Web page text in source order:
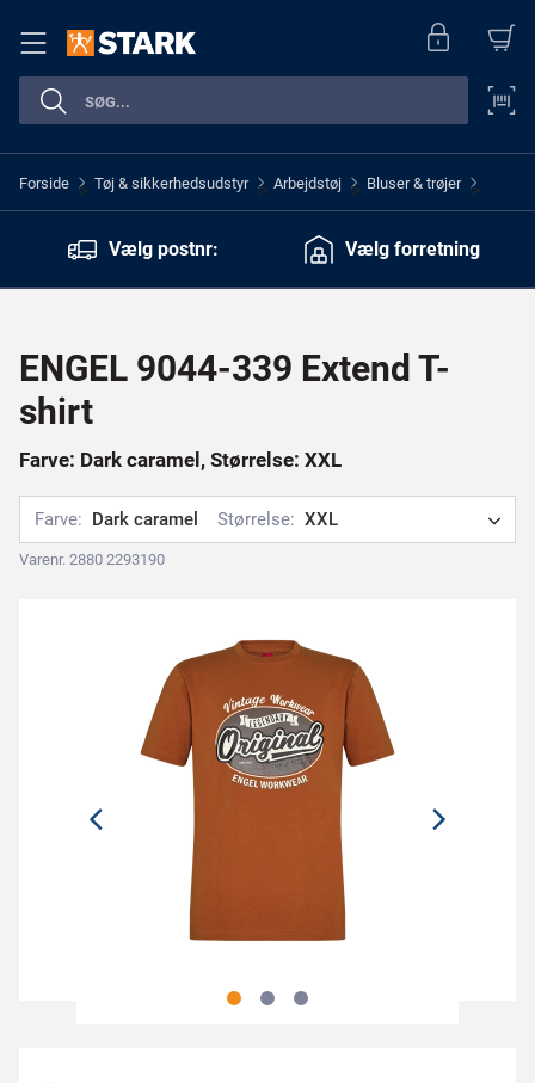
Forside > Tøj & sikkerhedsudstyr > Arbejdstøj > Bluser & trøjer >
Vælg postnr: Vælg forretning
ENGEL 9044-339 Extend T-
shirt
Farve: Dark caramel, Størrelse: XXL
Farve: Dark caramel Størrelse: XXL
Varenr. 2880 2293190